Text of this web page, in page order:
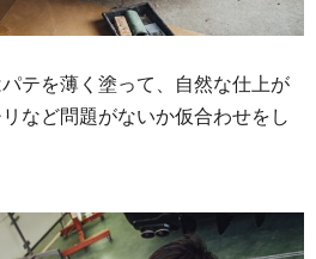
テを薄く塗って、自然な仕上が
など問題がないか仮合わせをし